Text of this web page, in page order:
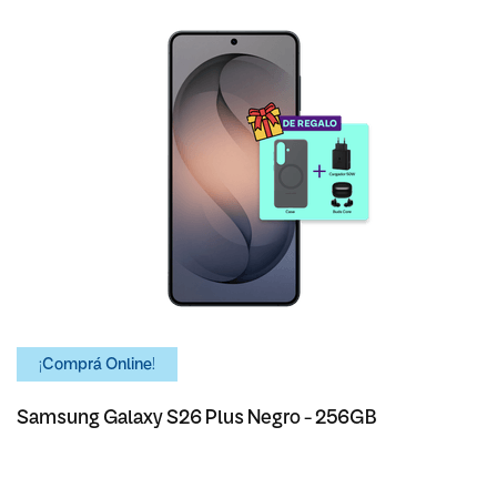
¡Comprá Online!
Samsung Galaxy S26 Plus Negro - 256GB